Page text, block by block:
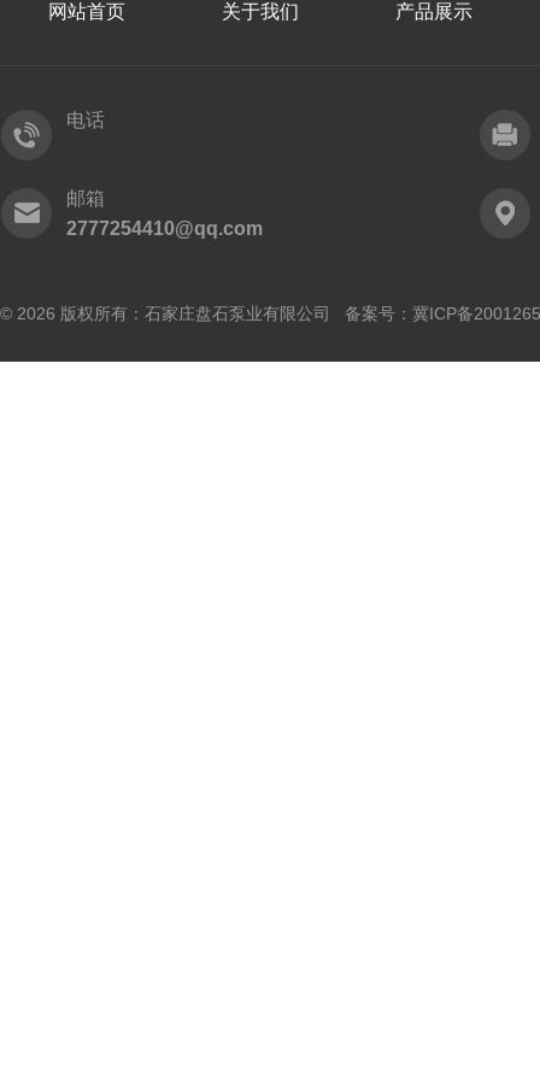
网站首页 关于我们 产品展示
电话
邮箱
2777254410@qq.com
© 2026 版权所有：石家庄盘石泵业有限公司 备案号： 冀ICP备